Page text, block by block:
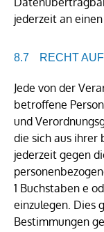
jederzeit an
RECHT
Jede von der
betroffene
und
die sich aus ihrer
jederzeit gegen
1 Buchstaben e
einzulegen. Dies
Bestimmungen